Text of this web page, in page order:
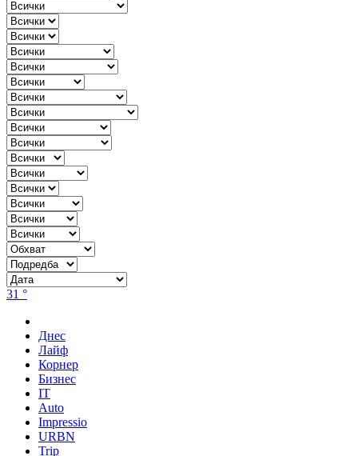
31 °
Днес
Лайф
Корнер
Бизнес
IT
Auto
Impressio
URBN
Trip